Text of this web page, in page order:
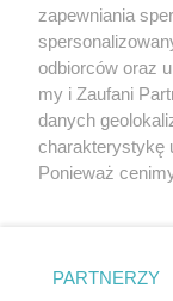
O FIRMIE
REKLAMA
Aktualności
Tcz24
Historia
zapewniania
odbiorców oraz
my i Zaufani
danych
charakterystykę
Ponieważ
znajdujący się
PARTNERZY